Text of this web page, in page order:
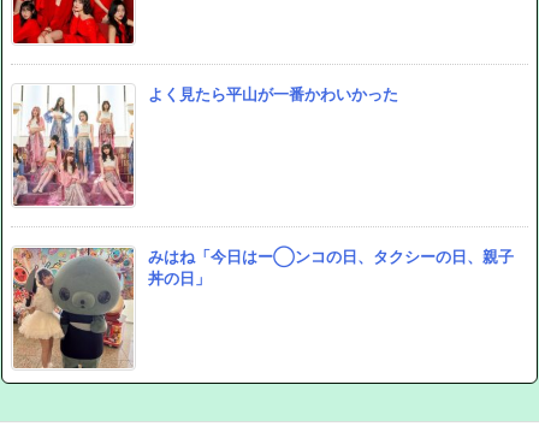
よく見たら平山が一番かわいかった
みはね「今日はー◯ンコの日、タクシーの日、親子
丼の日」